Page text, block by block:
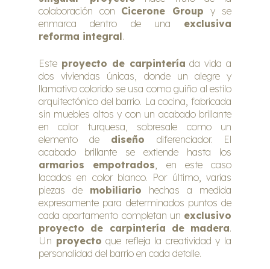
colaboración con Cicerone Groupy se
enmarca dentro de una exclusiva
reforma integral.
Este proyecto de carpintería da vida a
dos viviendas únicas, donde un alegre y
llamativo colorido se usa como guiño al estilo
arquitectónico del barrio. La cocina, fabricada
sin muebles altos y con un acabado brillante
en color turquesa, sobresale como un
elemento de diseño diferenciador. El
acabado brillante se extiende hasta los
armarios
empotrados, en este caso
lacados en color blanco. Por último, varias
piezas de mobiliario hechas a medida
expresamente para determinados puntos de
cada apartamento completan un exclusivo
proyecto de carpintería de madera.
Un proyecto que refleja la creatividad y la
personalidad del barrio en cada detalle.